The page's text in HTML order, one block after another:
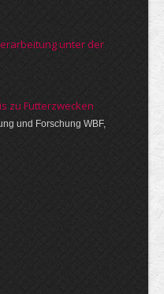
unter der
zu Futterzwecken
und Forschung WBF,